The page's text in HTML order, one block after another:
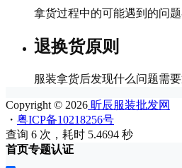
拿货过程中的可能遇到的问
退换货原则
服装拿货后发现什么问题需
Copyright © 2026 昕辰服装批发网
・ 粤ICP备10218256号
查询 6 次，耗时 5.4694 秒
首页专题认证